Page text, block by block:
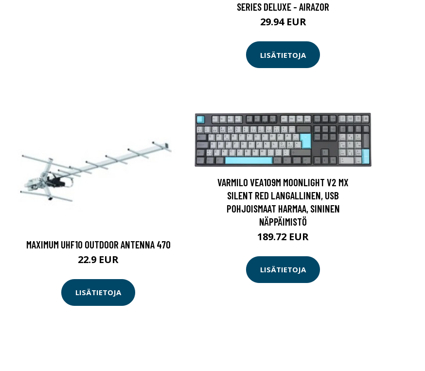
SERIES DELUXE - AIRAZOR
29.94 EUR
LISÄTIETOJA
MAXIMUM UHF10 OUTDOOR ANTENNA 470
22.9 EUR
LISÄTIETOJA
VARMILO VEA109M MOONLIGHT V2 MX
SILENT RED LANGALLINEN, USB
POHJOISMAAT HARMAA, SININEN
NÄPPÄIMISTÖ
189.72 EUR
LISÄTIETOJA